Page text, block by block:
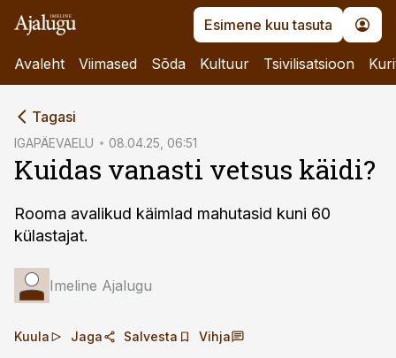
Esimene kuu tasuta
Avaleht Viimased Sõda Kultuur Tsivilisatsioon
Tagasi
IGAPÄEVAELU 08.04.25, 06:51
Kuidas vanasti vetsus käidi?
Rooma avalikud ­käimlad mahutasid kuni 60
külastajat.
Imeline Ajalugu
Kuula Jaga Salvesta Vihja